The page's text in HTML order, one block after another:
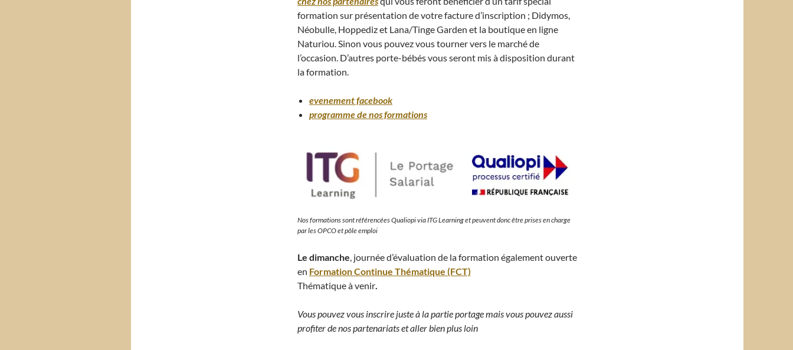
formation sur présentation de votre facture d’inscription ; Didymos,
Néobulle, Hoppediz et Lana/Tinge Garden et la boutique en ligne
Naturiou. Sinon vous pouvez vous tourner vers le marché de
l’occasion. D’autres porte-bébés vous seront mis à disposition durant
la formation.
evenement facebook
programme de nos formations
Nos formations sont référencées Qualiopi via ITG Learning et peuvent donc être prises en charge
par les OPCO et pôle emploi
Le dimanche, journée d’évaluation de la formation également ouverte
en Formation Continue Thématique (FCT)
Thématique à venir.
Vous pouvez vous inscrire juste à la partie portage mais vous pouvez aussi
profiter de nos partenariats et aller bien plus loin